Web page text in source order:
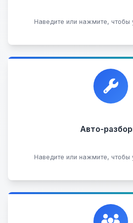
Наведите или нажмите,
Посмотреть
Авто-
Наведите или нажмите,
Прием автомобилей для
любом
Сдать на
Сотрудничаем с лучшими
вас есть интересные идеи,